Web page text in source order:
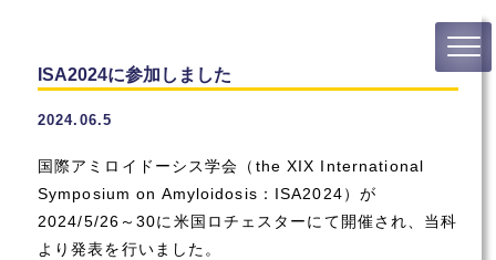
ISA2024に参加しました
2024.06.5
国際アミロイドーシス学会（the XIX International
Symposium on Amyloidosis：ISA2024）が
2024/5/26～30に米国ロチェスターにて開催され、当科
より発表を行いました。